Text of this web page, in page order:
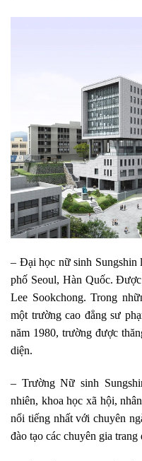
– Đại học nữ sinh Sungshin
phố Seoul, Hàn Quốc.
Lee Sookchong. Trong
một trường cao đẳng sư
năm 1980, trường được
diện.
– Trường Nữ sinh
nhiên, khoa học xã hội,
nổi tiếng nhất với chuyên
đào tạo các chuyên gia